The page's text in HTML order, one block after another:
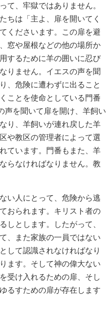
て、牢獄ではありません。
ちは「主よ、扉を開いてく
くださいます。この扉を避
窓や屋根などの他の場所か
するために羊の囲いに忍び
りません。イエスの声を聞
、危険に遭わずに出ること
ことを使命としている門番
声を聞いて扉を開け、羊飼い
り、羊飼いが連れ戻した羊
や教区の管理者によって選
ています。門番もまた、羊
らなければなりません。教
い人にとって、危険から逃
おられます。キリスト者の
しとします。したがって、
、また家族の一員ではない
して認識されなければなり
ます。そして神の偉大ない
受け入れるための扉、そし
るすための扉が存在します